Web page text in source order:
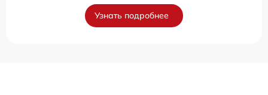
Узнать подробнее